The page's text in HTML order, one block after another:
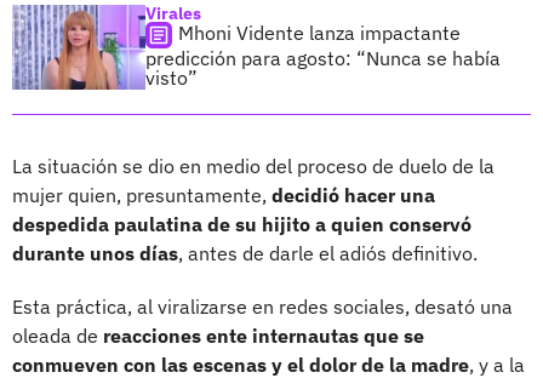
Virales
Mhoni Vidente lanza impactante
predicción para agosto: “Nunca se había
visto”
La situación se dio en medio del proceso de duelo de la
mujer quien, presuntamente, decidió hacer una
despedida paulatina de su hijito a quien conservó
durante unos días, antes de darle el adiós definitivo.
Esta práctica, al viralizarse en redes sociales, desató una
oleada de reacciones ente internautas que se
conmueven con las escenas y el dolor de la madre, y a la